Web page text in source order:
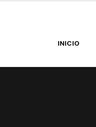
INICIO